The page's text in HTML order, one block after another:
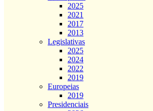
2025
2021
2017
2013
Legislativas
2025
2024
2022
2019
Europeias
2019
Presidenciais